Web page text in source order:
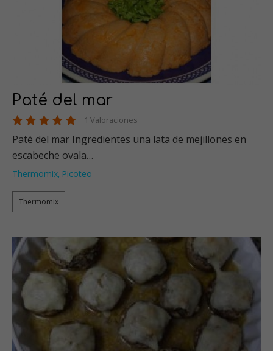
Paté del mar
1 Valoraciones
Paté del mar Ingredientes una lata de mejillones en
escabeche ovala…
Thermomix, Picoteo
Thermomix